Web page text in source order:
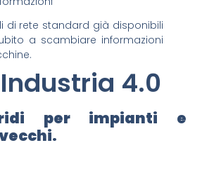
di rete standard già disponibili
a scambiare informazioni
4.0
per impianti e